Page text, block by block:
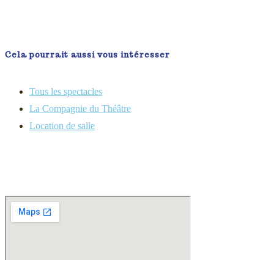
Cela pourrait aussi vous intéresser
Tous les spectacles
La Compagnie du Théâtre
Location de salle